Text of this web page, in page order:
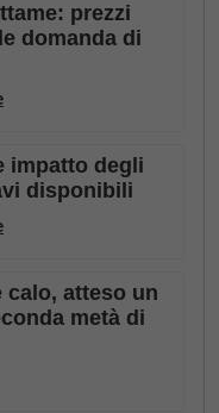
prezzi
domanda di
impatto degli
disponibili
calo, atteso un
metà di